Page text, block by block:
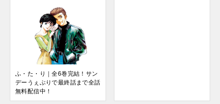
ふ・た・り｜全6巻完結！サン
デーうぇぶりで最終話まで全話
無料配信中！